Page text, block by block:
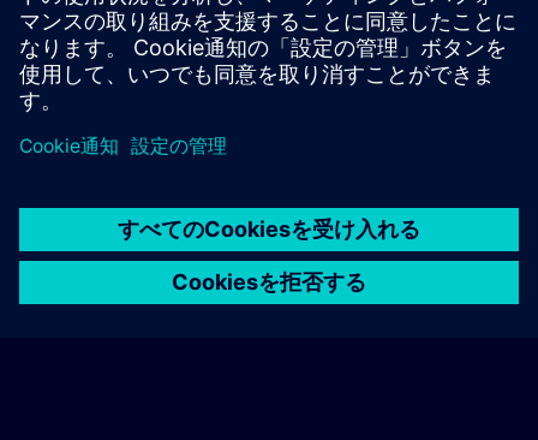
explore timeline
プのお問い合わせは、大人数（6名以上）のグループに適して
います。ご連絡先とトレーニングのご要望をご入力いただく
と、当社から見積もりをお送りいたします。